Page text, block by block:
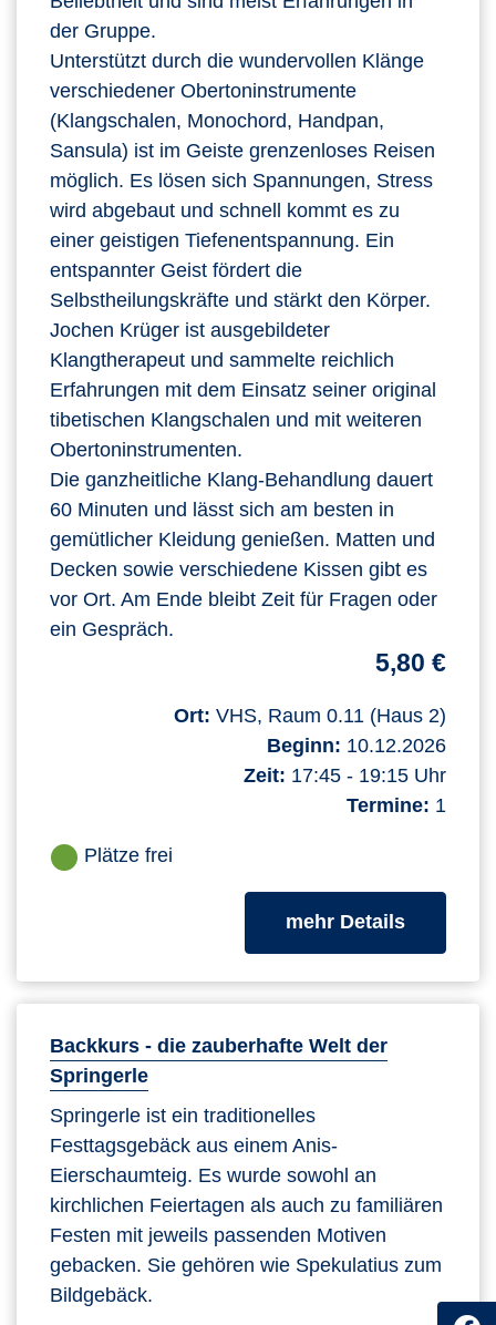
der Gruppe.
Unterstützt durch die wundervollen Klänge
verschiedener Obertoninstrumente
(Klangschalen, Monochord, Handpan,
Sansula) ist im Geiste grenzenloses Reisen
möglich. Es lösen sich Spannungen, Stress
wird abgebaut und schnell kommt es zu
einer geistigen Tiefenentspannung. Ein
entspannter Geist fördert die
Selbstheilungskräfte und stärkt den Körper.
Jochen Krüger ist ausgebildeter
Klangtherapeut und sammelte reichlich
Erfahrungen mit dem Einsatz seiner original
tibetischen Klangschalen und mit weiteren
Obertoninstrumenten.
Die ganzheitliche Klang-Behandlung dauert
60 Minuten und lässt sich am besten in
gemütlicher Kleidung genießen. Matten und
Decken sowie verschiedene Kissen gibt es
vor Ort. Am Ende bleibt Zeit für Fragen oder
ein Gespräch.
5,80 €
Ort: VHS, Raum 0.11 (Haus 2)
Beginn: 10.12.2026
Zeit: 17:45 - 19:15 Uhr
Termine: 1
Plätze frei
mehr Detailszum
Backkurs - die zauberhafte Welt der
Springerle
Springerle ist ein traditionelles
Festtagsgebäck aus einem Anis-
Eierschaumteig. Es wurde sowohl an
kirchlichen Feiertagen als auch zu familiären
Festen mit jeweils passenden Motiven
gebacken. Sie gehören wie Spekulatius zum
Bildgebäck.